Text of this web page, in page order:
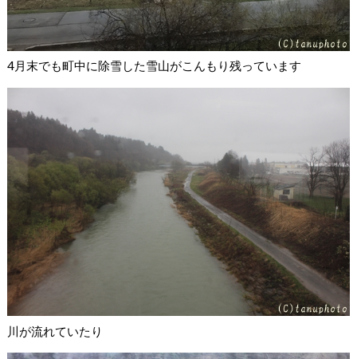
4月末でも町中に除雪した雪山がこんもり残っています
川が流れていたり